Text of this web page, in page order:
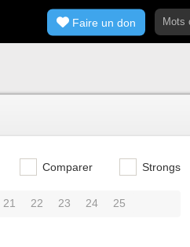
Faire un don
Comparer Strongs
21 22 23 24 25